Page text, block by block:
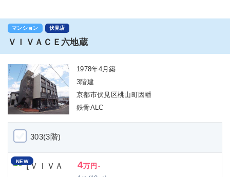
マンション 伏見店
ＶＩＶＡＣＥ六地蔵
1978年4月築
3階建
京都市伏見区桃山町因幡
鉄骨ALC
303(3階)
NEW 4万円 -